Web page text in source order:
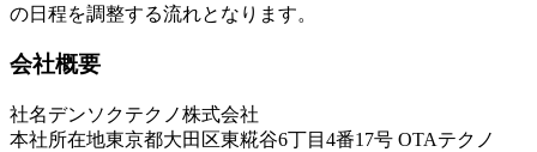
の日程を調整する流れとなります。
会社概要
社名デンソクテクノ株式会社
本社所在地東京都大田区東糀谷6丁目4番17号 OTAテクノ